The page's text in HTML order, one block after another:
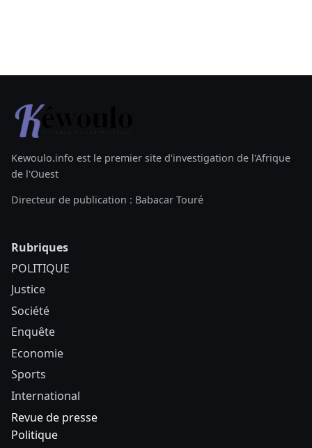
Kewoulo.info est le premier site d'investigation de l'Afrique
de l'Ouest
Directeur de publication : Babacar Touré
Rubriques
POLITIQUE
Justice
Société
Enquête
Economie
Sports
International
Revue de presse
Politique